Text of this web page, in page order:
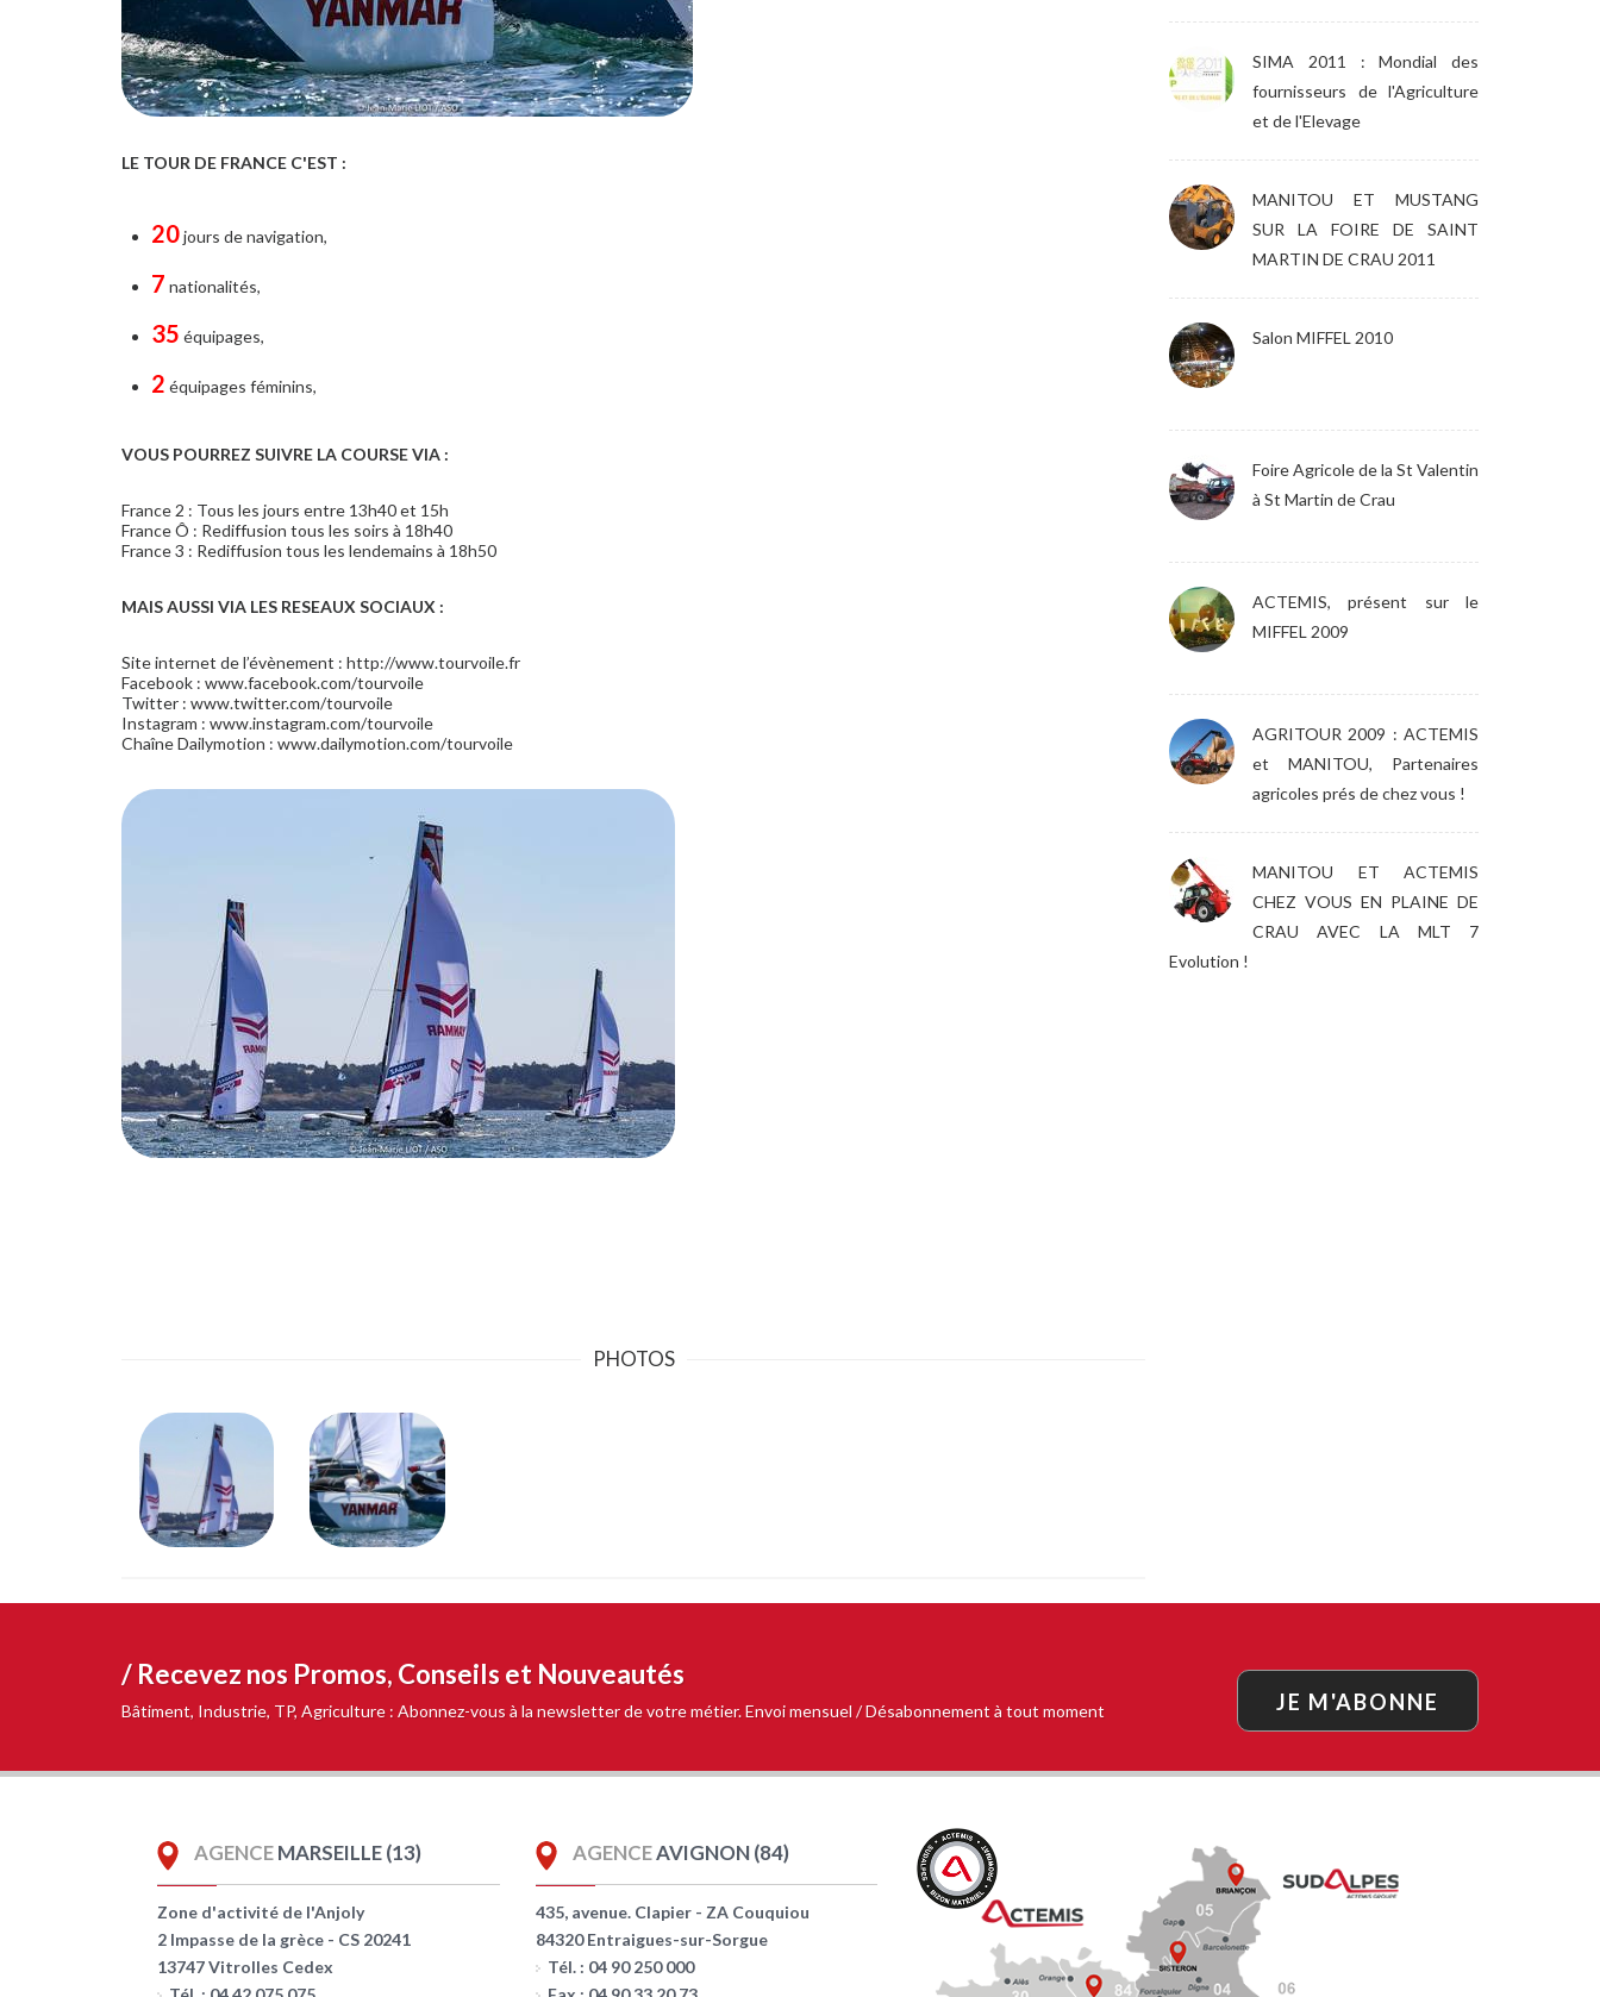
LE TOUR DE FRANCE C'EST :
20jours de navigation,
7 nationalités,
35 équipages,
2 équipages féminins,
VOUS POURREZ SUIVRE LA COURSE VIA :
France 2 : Tous les jours entre 13h40 et 15h
France Ô : Rediffusion tous les soirs à 18h40
France 3 : Rediffusion tous les lendemains à 18h50
MAIS AUSSI VIA LES RESEAUX SOCIAUX :
Site internet de l’évènement : http://www.tourvoile.fr
Facebook : www.facebook.com/tourvoile
Twitter : www.twitter.com/tourvoile
Instagram : www.instagram.com/tourvoile
Chaîne Dailymotion : www.dailymotion.com/tourvoile
PHOTOS
SIMA 2011 : Mondial des
fournisseurs de l'Agriculture
et de l'Elevage
MANITOU ET MUSTANG
SUR LA FOIRE DE SAINT
MARTIN DE CRAU 2011
Salon MIFFEL 2010
Foire Agricole de la St Valentin
à St Martin de Crau
ACTEMIS, présent sur le
MIFFEL 2009
AGRITOUR 2009 : ACTEMIS
et MANITOU, Partenaires
agricoles prés de chez vous !
MANITOU ET ACTEMIS
CHEZ VOUS EN PLAINE DE
CRAU AVEC LA MLT 7
Evolution !
/ Recevez nos Promos, Conseils et Nouveautés
Bâtiment, Industrie, TP, Agriculture : Abonnez-vous à la newsletter de votre métier. Envoi mensuel / Désabonnement à tout moment JE M'ABONNE
AGENCEMARSEILLE (13)
Zone d'activité de l'Anjoly
2 Impasse de la grèce - CS 20241
13747 Vitrolles Cedex
AGENCEAVIGNON (84)
435, avenue. Clapier - ZA Couquiou
84320 Entraigues-sur-Sorgue
Tél. : 04 90 250 000